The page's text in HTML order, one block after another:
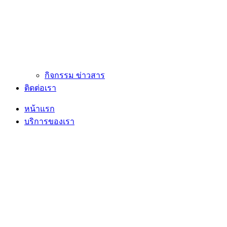
กิจกรรม ข่าวสาร
ติดต่อเรา
หน้าแรก
บริการของเรา